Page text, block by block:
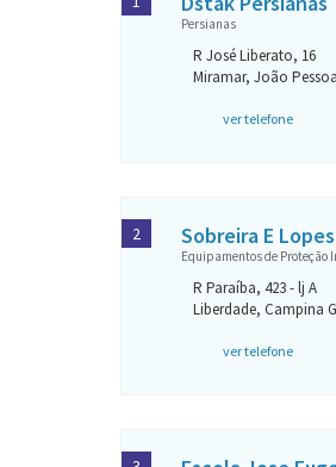
Persianas
R José Liberato, 16
Miramar, João
ver telefone
Sobreira E
Equipamentos de Proteção
R Paraíba, 423 - lj A
Liberdade, Campina
ver telefone
2